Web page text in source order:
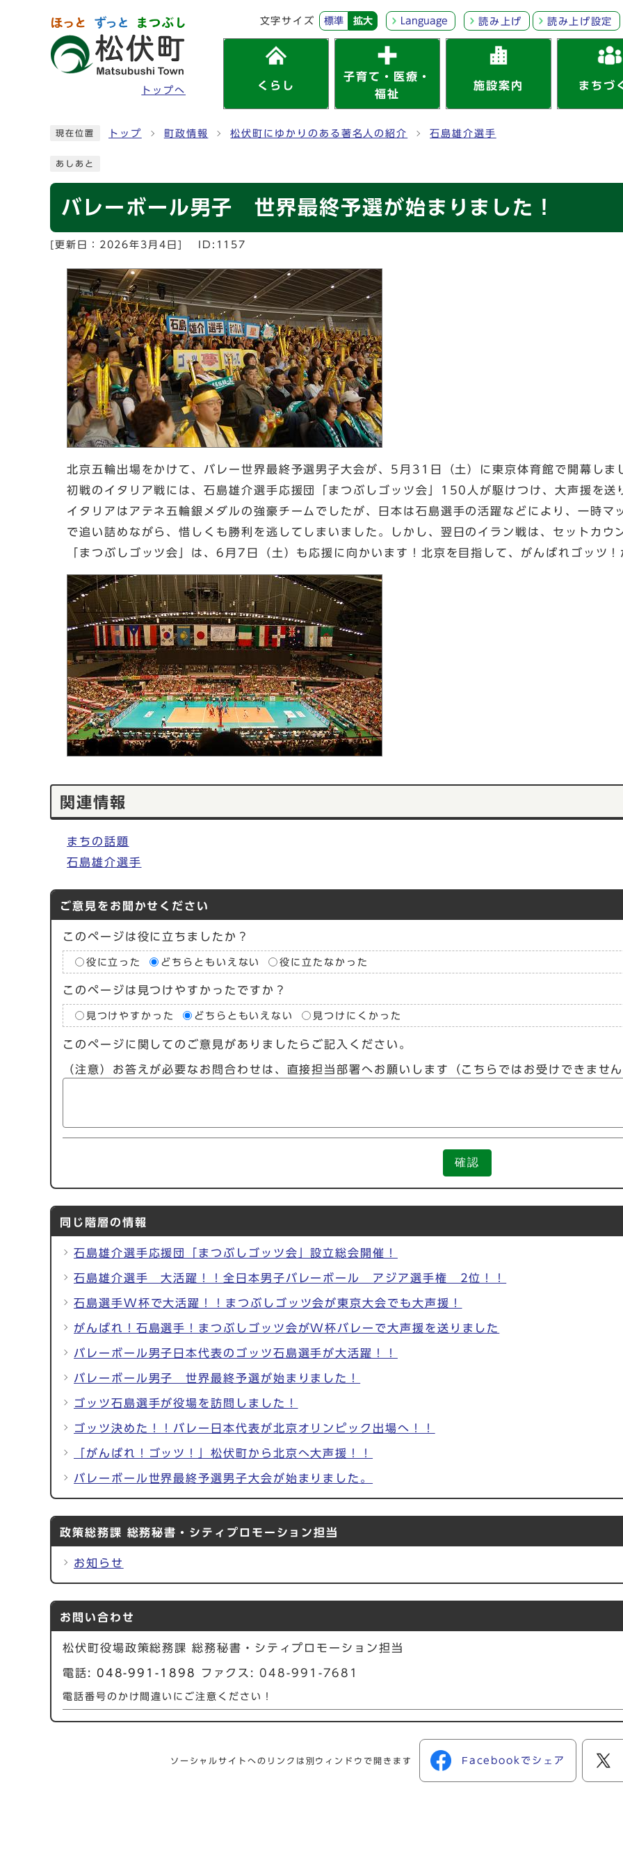
トップへ
文字サイズ 標準 拡大 Language 読み上げ 読み上げ設定
くらし
子育て・医療・
福祉
施設案内 まちづ
現在位置 トップ 町政情報 松伏町にゆかりのある著名人の紹介 石島雄介選手
あしあと
バレーボール男子 世界最終予選が始まりました！
[更新日： 2026年3月4日 ID:1157
北京五輪出場をかけて、バレー世界最終予選男子大会が、5月31日（土）に東京体育館で開幕しま
初戦のイタリア戦には、石島雄介選手応援団「まつぶしゴッツ会」150人が駆けつけ、大声援を送
イタリアはアテネ五輪銀メダルの強豪チームでしたが、日本は石島選手の活躍などにより、一時
で追い詰めながら、惜しくも勝利を逃してしまいました。しかし、翌日のイラン戦は、セットカ
「まつぶしゴッツ会」は、6月7日（土）も応援に向かいます！北京を目指して、がんばれゴッツ
関連情報
まちの話題
石島雄介選手
ご意見をお聞かせください
このページは役に立ちましたか？
役に立った どちらともいえない 役に立たなかった
このページは見つけやすかったですか？
見つけやすかった どちらともいえない 見つけにくかった
このページに関してのご意見がありましたらご記入ください。
（注意）お答えが必要なお問合わせは、直接担当部署へお願いします（こちらではお受けできませ
確認
同じ階層の情報
石島雄介選手応援団「まつぶしゴッツ会」設立総会開催！
石島雄介選手 大活躍！！全日本男子バレーボール アジア選手権 2位！！
石島選手W杯で大活躍！！まつぶしゴッツ会が東京大会でも大声援！
がんばれ！石島選手！まつぶしゴッツ会がW杯バレーで大声援を送りました
バレーボール男子日本代表のゴッツ石島選手が大活躍！！
バレーボール男子 世界最終予選が始まりました！
ゴッツ石島選手が役場を訪問しました！
ゴッツ決めた！！バレー日本代表が北京オリンピック出場へ！！
「がんばれ！ゴッツ！」松伏町から北京へ大声援！！
バレーボール世界最終予選男子大会が始まりました。
政策総務課 総務秘書・シティプロモーション担当
お知らせ
お問い合わせ
松伏町役場政策総務課 総務秘書・シティプロモーション担当
電話: 048-991-1898 ファクス: 048-991-7681
電話番号のかけ間違いにご注意ください！
ソーシャルサイトへのリンクは別ウィンドウで開きます Facebookでシェア